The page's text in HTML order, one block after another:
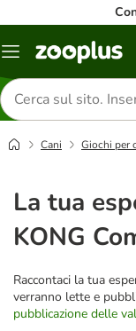
Overview
Cerca
prodotti
Cani Giochi per
La tua
KONG
Raccontaci la tua
verranno lette e
pubblicazione delle